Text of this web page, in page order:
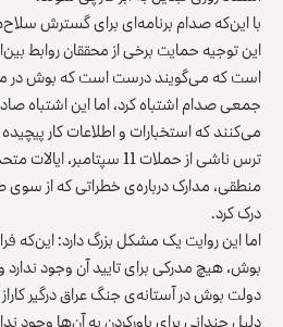
با این‌که صدام برنامه‌ای برای گسترش
این توجیه حمایت برخی از محققان روابط
است که می‌گویند درست است که بوش در
جمعی صدام اشتباه کرد، اما این اشتباه
می‌کنند که استخبارات و اطلاعات کار
ترس ناشی از حملات 11
منطقی، مدارک درباره‌ی خطراتی که از سوی
درک کرد.
اما این روایت یک مشکل بزرگ دارد: این‌که
بوش، هیچ مدرکی برای تایید آن وجود ندارد
دولت بوش در آستانه‌ی جنگ عراق درگیر
دلیل چندانی برای باورکردن به آن‌ها وجود